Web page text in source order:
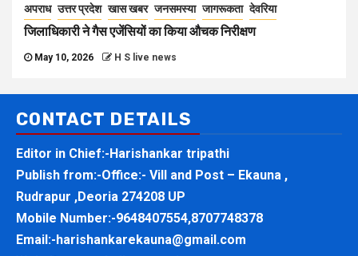
अपराध उत्तर प्रदेश खास खबर जनसमस्या जागरूकता देवरिया
जिलाधिकारी ने गैस एजेंसियों का किया औचक निरीक्षण
May 10, 2026 H S live news
CONTACT DETAILS
Editor in Chief:-Harishankar tripathi
Publish from:-Office:- Vill and Post – Ekauna ,
Rudrapur ,Deoria 274208 UP
Mobile Number:-9648407554,8707748378
Email:-harishankarekauna@gmail.com